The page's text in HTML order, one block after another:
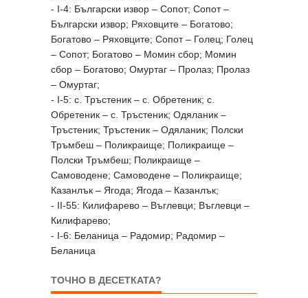
- I-4: Български извор – Сопот; Сопот –
Български извор; Ряховците – Богатово;
Богатово – Ряховците; Сопот – Голец; Голец
– Сопот; Богатово – Момин сбор; Момин
сбор – Богатово; Омуртаг – Пролаз; Пролаз
– Омуртаг;
- I-5: с. Тръстеник – с. Обретеник; с.
Обретеник – с. Тръстеник; Одяланик –
Тръстеник; Тръстеник – Одяланик; Полски
Тръмбеш – Поликраище; Поликраище –
Полски Тръмбеш; Поликраище –
Самоводене; Самоводене – Поликраище;
Казанлък – Ягода; Ягода – Казанлък;
- II-55: Килифарево – Въглевци; Въглевци –
Килифарево;
- I-6: Беланица – Радомир; Радомир –
Беланица
ТОЧНО В ДЕСЕТКАТА?